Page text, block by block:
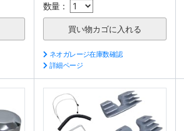
数量：
ネオガレージ在庫数確認
詳細ページ